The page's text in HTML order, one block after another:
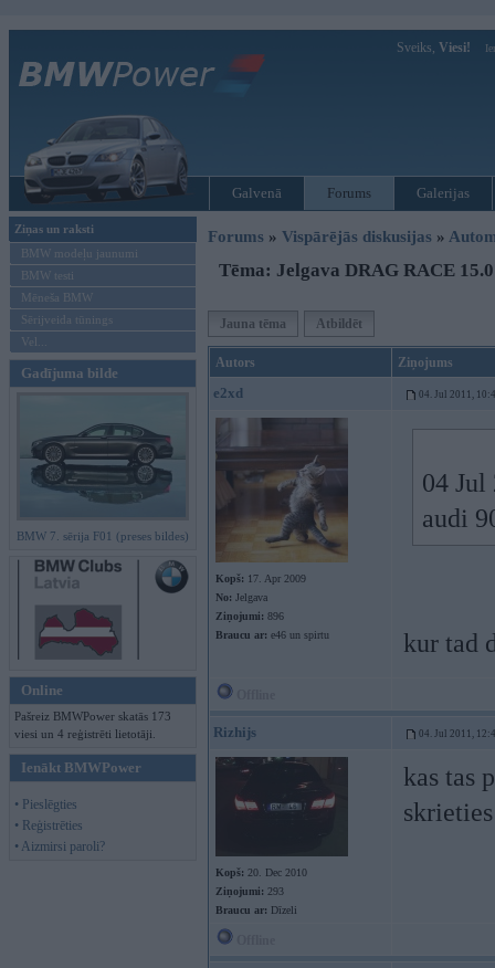
Sveiks, Viesi!
Galvenā Forums Galerijas
Ziņas un raksti
BMW modeļu jaunumi
BMW testi
Mēneša BMW
Sērijveida tūnings
Vel...
Gadījuma bilde
BMW 7. sērija F01 (preses bildes)
Online
Pašreiz BMWPower skatās 173
viesi un 4 reģistrēti lietotāji.
Ienākt BMWPower
• Pieslēgties
• Reģistrēties
• Aizmirsi paroli?
Forums » Vispārējās diskusijas »
Tēma: Jelgava DRAG RACE
Jauna tēma Atbildēt
Autors Ziņojums
e2xd 04. Jul 2011,
Kopš: 17. Apr 2009
No: Jelgava
Ziņojumi: 896
Braucu ar: e46 un spirtu
04 Jul
audi
kur tad
Rizhijs 04. Jul 2011,
Kopš: 20. Dec 2010
Ziņojumi: 293
Braucu ar: Dīzeli
kas tas